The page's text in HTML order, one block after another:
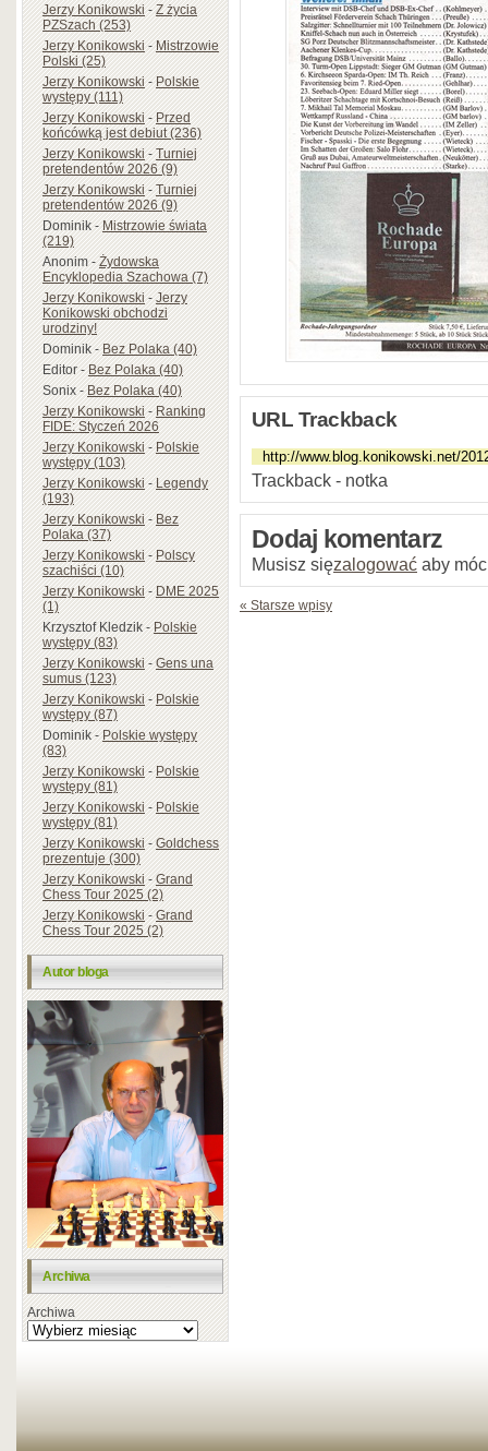
Jerzy Konikowski-Z życia
PZSzach (253)
Jerzy Konikowski-Mistrzowie
Polski (25)
Jerzy Konikowski-Polskie
występy (111)
Jerzy Konikowski-Przed
końcówką jest debiut (236)
Jerzy Konikowski-Turniej
pretendentów 2026 (9)
Jerzy Konikowski-Turniej
pretendentów 2026 (9)
Dominik-Mistrzowie świata
(219)
Anonim-Żydowska
Encyklopedia Szachowa (7)
Jerzy Konikowski-Jerzy
Konikowski obchodzi
urodziny!
Dominik-Bez Polaka (40)
Editor-Bez Polaka (40)
Sonix-Bez Polaka (40)
Jerzy Konikowski-Ranking
FIDE: Styczeń 2026
Jerzy Konikowski-Polskie
występy (103)
Jerzy Konikowski-Legendy
(193)
Jerzy Konikowski-Bez
Polaka (37)
Jerzy Konikowski-Polscy
szachiści (10)
Jerzy Konikowski-DME 2025
(1)
Krzysztof Kledzik-Polskie
występy (83)
Jerzy Konikowski-Gens una
sumus (123)
Jerzy Konikowski-Polskie
występy (87)
Dominik-Polskie występy
(83)
Jerzy Konikowski-Polskie
występy (81)
Jerzy Konikowski-Polskie
występy (81)
Jerzy Konikowski-Goldchess
prezentuje (300)
Jerzy Konikowski-Grand
Chess Tour 2025 (2)
Jerzy Konikowski-Grand
Chess Tour 2025 (2)
Autor bloga
Archiwa
Archiwa
URL Trackback
Trackback - notka
Dodaj komentarz
Musisz sięzalogować aby
« Starsze wpisy